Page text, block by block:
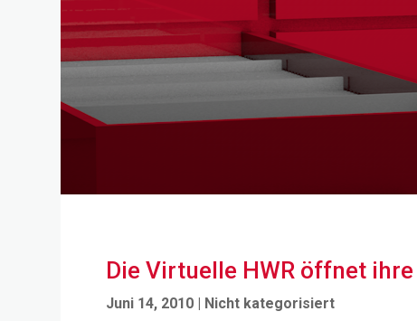
Die Virtuelle HWR öffnet ihre
Juni 14, 2010 | Nicht kategorisiert